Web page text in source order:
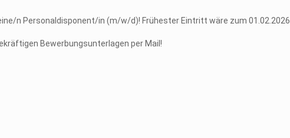
n Personaldisponent/in (m/w/d)! Frühester Eintritt wäre zum 01.02.2026.
Bewerbungsunterlagen per Mail!